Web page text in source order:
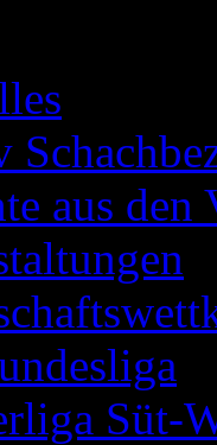
aus den
Süt-